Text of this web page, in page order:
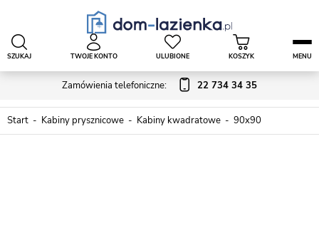
Zamówienia telefoniczne: 22 734 34 35
SZUKAJ TWOJE KONTO ULUBIONE KOSZYK MENU
Start Kabiny prysznicowe Kabiny kwadratowe 90x90